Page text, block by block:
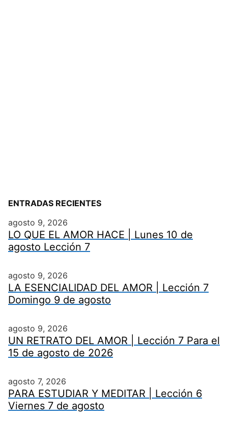
ENTRADAS RECIENTES
agosto 9, 2026
LO QUE EL AMOR HACE | Lunes 10 de
agosto Lección 7
agosto 9, 2026
LA ESENCIALIDAD DEL AMOR | Lección 7
Domingo 9 de agosto
agosto 9, 2026
UN RETRATO DEL AMOR | Lección 7 Para el
15 de agosto de 2026
agosto 7, 2026
PARA ESTUDIAR Y MEDITAR | Lección 6
Viernes 7 de agosto